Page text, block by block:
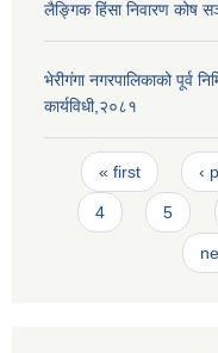
लैङ्गिक हिंसा निवारण कोष
भेरीगंगा नगरपालिकाको पूर्व
कार्यविधी,२०८१
Pages
« first ‹
4 5